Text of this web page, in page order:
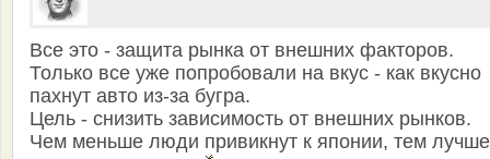
Все это - защита рынка от внешних факторов.
Только все уже попробовали на вкус - как вкусно
пахнут авто из-за бугра.
Цель - снизить зависимость от внешних рынков.
Чем меньше люди привикнут к японии, тем лучше